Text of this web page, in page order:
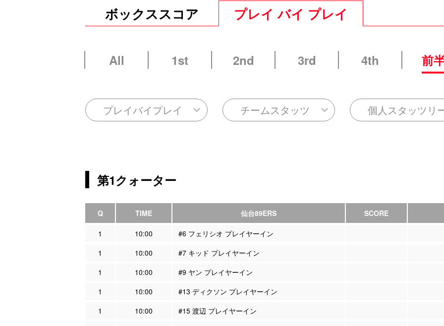
ボックススコア プレイ バイ プレイ
All 1st 2nd 3rd 4th 前
プレイバイプレイ チームスタッツ 個人スタッツリ
第1クォーター
Q TIME 仙台89ERS SCORE
1 10:00
#6 フェリシオ プレイヤーイン
1
10:00
#7 キッド プレイヤーイン
1
10:00
#9 ヤン プレイヤーイン
1
10:00
#13 ディクソン プレイヤーイン
1
10:00
#15 渡辺 プレイヤーイン